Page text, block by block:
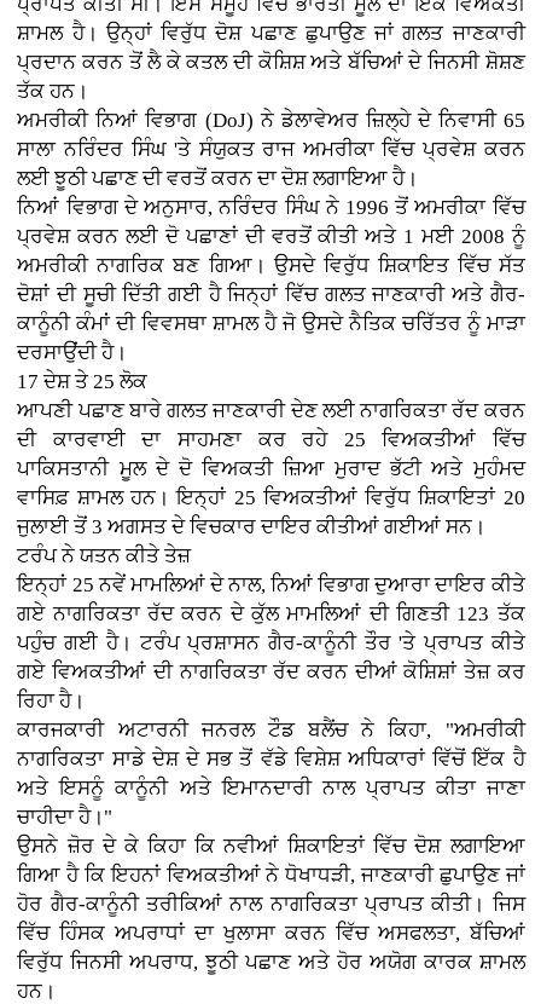
ਸ਼ਾਮਲ ਹੈ। ਉਨ੍ਹਾਂ ਵਿਰੁੱਧ ਦੋਸ਼ ਪਛਾਣ ਛੁਪਾਉਣ ਜਾਂ ਗਲਤ ਜਾਣਕਾਰੀ
ਪ੍ਰਦਾਨ ਕਰਨ ਤੋਂ ਲੈ ਕੇ ਕਤਲ ਦੀ ਕੋਸ਼ਿਸ਼ ਅਤੇ ਬੱਚਿਆਂ ਦੇ ਜਿਨਸੀ ਸ਼ੋਸ਼ਣ
ਤੱਕ ਹਨ।
ਅਮਰੀਕੀ ਨਿਆਂ ਵਿਭਾਗ (DoJ) ਨੇ ਡੇਲਾਵੇਅਰ ਜ਼ਿਲ੍ਹੇ ਦੇ ਨਿਵਾਸੀ 65
ਸਾਲਾ ਨਰਿੰਦਰ ਸਿੰਘ 'ਤੇ ਸੰਯੁਕਤ ਰਾਜ ਅਮਰੀਕਾ ਵਿੱਚ ਪ੍ਰਵੇਸ਼ ਕਰਨ
ਲਈ ਝੂਠੀ ਪਛਾਣ ਦੀ ਵਰਤੋਂ ਕਰਨ ਦਾ ਦੋਸ਼ ਲਗਾਇਆ ਹੈ।
ਨਿਆਂ ਵਿਭਾਗ ਦੇ ਅਨੁਸਾਰ, ਨਰਿੰਦਰ ਸਿੰਘ ਨੇ 1996 ਤੋਂ ਅਮਰੀਕਾ ਵਿੱਚ
ਪ੍ਰਵੇਸ਼ ਕਰਨ ਲਈ ਦੋ ਪਛਾਣਾਂ ਦੀ ਵਰਤੋਂ ਕੀਤੀ ਅਤੇ 1 ਮਈ 2008 ਨੂੰ
ਅਮਰੀਕੀ ਨਾਗਰਿਕ ਬਣ ਗਿਆ। ਉਸਦੇ ਵਿਰੁੱਧ ਸ਼ਿਕਾਇਤ ਵਿੱਚ ਸੱਤ
ਦੋਸ਼ਾਂ ਦੀ ਸੂਚੀ ਦਿੱਤੀ ਗਈ ਹੈ ਜਿਨ੍ਹਾਂ ਵਿੱਚ ਗਲਤ ਜਾਣਕਾਰੀ ਅਤੇ ਗੈਰ-
ਕਾਨੂੰਨੀ ਕੰਮਾਂ ਦੀ ਵਿਵਸਥਾ ਸ਼ਾਮਲ ਹੈ ਜੋ ਉਸਦੇ ਨੈਤਿਕ ਚਰਿੱਤਰ ਨੂੰ ਮਾੜਾ
ਦਰਸਾਉਂਦੀ ਹੈ।
17 ਦੇਸ਼ ਤੇ 25 ਲੋਕ
ਆਪਣੀ ਪਛਾਣ ਬਾਰੇ ਗਲਤ ਜਾਣਕਾਰੀ ਦੇਣ ਲਈ ਨਾਗਰਿਕਤਾ ਰੱਦ ਕਰਨ
ਦੀ ਕਾਰਵਾਈ ਦਾ ਸਾਹਮਣਾ ਕਰ ਰਹੇ 25 ਵਿਅਕਤੀਆਂ ਵਿੱਚ
ਪਾਕਿਸਤਾਨੀ ਮੂਲ ਦੇ ਦੋ ਵਿਅਕਤੀ ਜ਼ਿਆ ਮੁਰਾਦ ਭੱਟੀ ਅਤੇ ਮੁਹੰਮਦ
ਵਾਸਿਫ਼ ਸ਼ਾਮਲ ਹਨ। ਇਨ੍ਹਾਂ 25 ਵਿਅਕਤੀਆਂ ਵਿਰੁੱਧ ਸ਼ਿਕਾਇਤਾਂ 20
ਜੁਲਾਈ ਤੋਂ 3 ਅਗਸਤ ਦੇ ਵਿਚਕਾਰ ਦਾਇਰ ਕੀਤੀਆਂ ਗਈਆਂ ਸਨ।
ਟਰੰਪ ਨੇ ਯਤਨ ਕੀਤੇ ਤੇਜ਼
ਇਨ੍ਹਾਂ 25 ਨਵੇਂ ਮਾਮਲਿਆਂ ਦੇ ਨਾਲ, ਨਿਆਂ ਵਿਭਾਗ ਦੁਆਰਾ ਦਾਇਰ ਕੀਤੇ
ਗਏ ਨਾਗਰਿਕਤਾ ਰੱਦ ਕਰਨ ਦੇ ਕੁੱਲ ਮਾਮਲਿਆਂ ਦੀ ਗਿਣਤੀ 123 ਤੱਕ
ਪਹੁੰਚ ਗਈ ਹੈ। ਟਰੰਪ ਪ੍ਰਸ਼ਾਸਨ ਗੈਰ-ਕਾਨੂੰਨੀ ਤੌਰ 'ਤੇ ਪ੍ਰਾਪਤ ਕੀਤੇ
ਗਏ ਵਿਅਕਤੀਆਂ ਦੀ ਨਾਗਰਿਕਤਾ ਰੱਦ ਕਰਨ ਦੀਆਂ ਕੋਸ਼ਿਸ਼ਾਂ ਤੇਜ਼ ਕਰ
ਰਿਹਾ ਹੈ।
ਕਾਰਜਕਾਰੀ ਅਟਾਰਨੀ ਜਨਰਲ ਟੌਡ ਬਲੈਂਚ ਨੇ ਕਿਹਾ, "ਅਮਰੀਕੀ
ਨਾਗਰਿਕਤਾ ਸਾਡੇ ਦੇਸ਼ ਦੇ ਸਭ ਤੋਂ ਵੱਡੇ ਵਿਸ਼ੇਸ਼ ਅਧਿਕਾਰਾਂ ਵਿੱਚੋਂ ਇੱਕ ਹੈ
ਅਤੇ ਇਸਨੂੰ ਕਾਨੂੰਨੀ ਅਤੇ ਇਮਾਨਦਾਰੀ ਨਾਲ ਪ੍ਰਾਪਤ ਕੀਤਾ ਜਾਣਾ
ਚਾਹੀਦਾ ਹੈ।"
ਉਸਨੇ ਜ਼ੋਰ ਦੇ ਕੇ ਕਿਹਾ ਕਿ ਨਵੀਆਂ ਸ਼ਿਕਾਇਤਾਂ ਵਿੱਚ ਦੋਸ਼ ਲਗਾਇਆ
ਗਿਆ ਹੈ ਕਿ ਇਹਨਾਂ ਵਿਅਕਤੀਆਂ ਨੇ ਧੋਖਾਧੜੀ, ਜਾਣਕਾਰੀ ਛੁਪਾਉਣ ਜਾਂ
ਹੋਰ ਗੈਰ-ਕਾਨੂੰਨੀ ਤਰੀਕਿਆਂ ਨਾਲ ਨਾਗਰਿਕਤਾ ਪ੍ਰਾਪਤ ਕੀਤੀ। ਜਿਸ
ਵਿੱਚ ਹਿੰਸਕ ਅਪਰਾਧਾਂ ਦਾ ਖੁਲਾਸਾ ਕਰਨ ਵਿੱਚ ਅਸਫਲਤਾ, ਬੱਚਿਆਂ
ਵਿਰੁੱਧ ਜਿਨਸੀ ਅਪਰਾਧ, ਝੂਠੀ ਪਛਾਣ ਅਤੇ ਹੋਰ ਅਯੋਗ ਕਾਰਕ ਸ਼ਾਮਲ
ਹਨ।